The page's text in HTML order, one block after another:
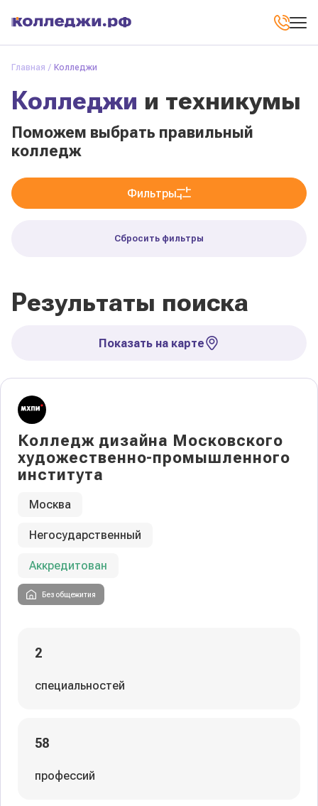
Главная Колледжи
Колледжи и техникумы
Поможем выбрать правильный
колледж
Фильтры
Сбросить фильтры
Результаты поиска
Показать на карте
Колледж дизайна Московского
художественно-промышленного
института
Москва
Негосударственный
Аккредитован
Без общежития
2
специальностей
58
профессий